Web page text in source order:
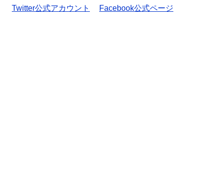
Twitter公式アカウント
Facebook公式ページ